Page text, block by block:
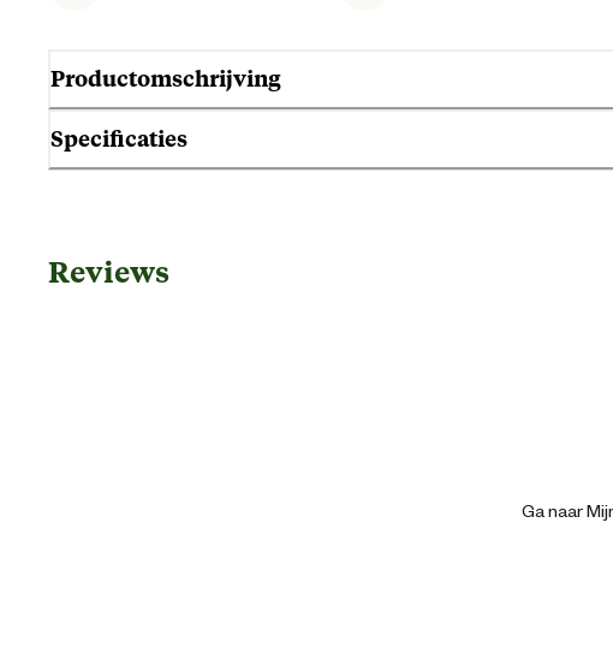
Productomschrijving
Specificaties
Ean
Reviews
Ga naar